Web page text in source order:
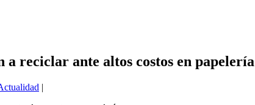
a reciclar ante altos costos en papelería
|